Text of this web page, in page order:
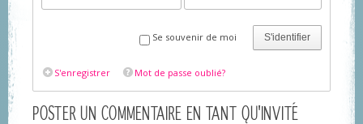
S'identifier
Se souvenir de moi
S'enregistrer Mot de passe oublié?
POSTER UN COMMENTAIRE EN TANT QU'INVITÉ